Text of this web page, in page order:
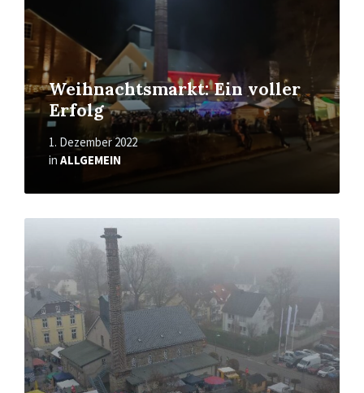
Weihnachtsmarkt: Ein voller
Erfolg
1. Dezember 2022
in ALLGEMEIN
Mehr
erfahren